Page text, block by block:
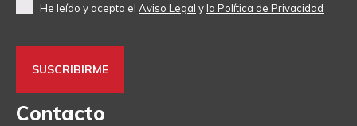
He leído y acepto el Aviso Legal yla Política de Privacidad
Contacto